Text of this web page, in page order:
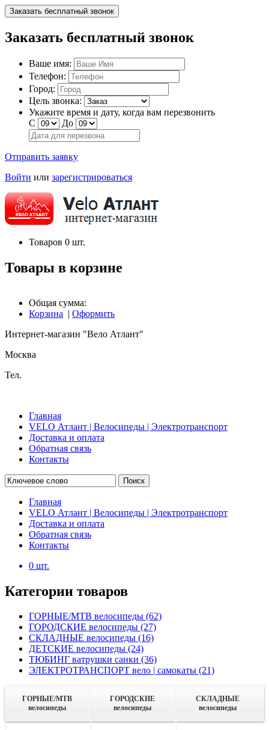
Заказать бесплатный звонок
Заказать бесплатный звонок
Ваше имя:
Телефон:
Город:
Цель звонка:
Укажите время и дату, когда вам перезвонить
С
До
Отправить заявку
Войти или зарегистрироваться
Товаров 0 шт.
Товары в корзине
Общая сумма:
Корзина | Оформить
Интернет-магазин "Вело Атлант"
Москва
Тел.
Главная
VELO Атлант | Велосипеды | Электротранспорт
Доставка и оплата
Обратная связь
Контакты
Поиск
Главная
VELO Атлант | Велосипеды | Электротранспорт
Доставка и оплата
Обратная связь
Контакты
0 шт.
Категории товаров
ГОРНЫЕ/MTB велосипеды (62)
ГОРОДСКИЕ велосипеды (27)
СКЛАДНЫЕ велосипеды (16)
ДЕТСКИЕ велосипеды (24)
ТЮБИНГ ватрушки санки (36)
ЭЛЕКТРОТРАНСПОРТ вело | самокаты (21)
ГОРНЫЕ/MTB
велосипеды
ГОРОДСКИЕ
велосипеды
СКЛАДНЫЕ
велосипеды